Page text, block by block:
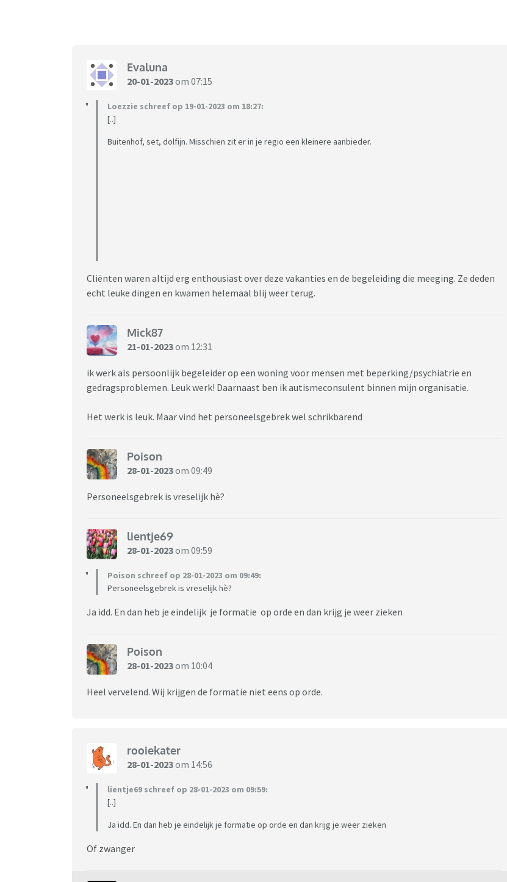
Evaluna
20-01-2023om 07:15
Loezzie schreef op 19-01-2023 om 18:27:
[..]
Buitenhof, set, dolfijn. Misschien zit er in je regio een kleinere aanbieder.
Cliënten waren altijd erg enthousiast over deze vakanties en de begeleiding die meeging. Ze deden
echt leuke dingen en kwamen helemaal blij weer terug.
Mick87
21-01-2023om 12:31
ik werk als persoonlijk begeleider op een woning voor mensen met beperking/psychiatrie en
gedragsproblemen. Leuk werk! Daarnaast ben ik autismeconsulent binnen mijn organisatie.
Het werk is leuk. Maar vind het personeelsgebrek wel schrikbarend
Poison
28-01-2023om 09:49
Personeelsgebrek is vreselijk hè?
lientje69
28-01-2023om 09:59
Poison schreef op 28-01-2023 om 09:49:
Personeelsgebrek is vreselijk hè?
Ja idd. En dan heb je eindelijk je formatie op orde en dan krijg je weer zieken
Poison
28-01-2023om 10:04
Heel vervelend. Wij krijgen de formatie niet eens op orde.
rooiekater
28-01-2023om 14:56
lientje69 schreef op 28-01-2023 om 09:59:
[..]
Ja idd. En dan heb je eindelijk je formatie op orde en dan krijg je weer zieken
Of zwanger